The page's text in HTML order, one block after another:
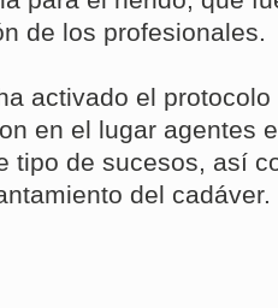
de los profesionales.
activado el
en el lugar agentes
tipo de sucesos, así
del cadáver.